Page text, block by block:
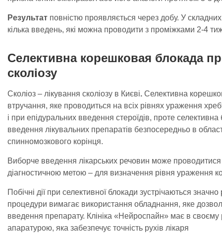
Результат повністю проявляється через добу. У
кілька введень, які можна проводити з проміжками 2-4
Селективна корешковая блокада
сколіозу
Сколіоз – лікування сколіозу в Києві. Селективна
втручання, яке проводиться на всіх рівнях ураження
і при епідуральних введення стероїдів, проте
введення лікувальних препаратів безпосередньо в
спинномозкового корінця.
Виборче введення лікарських речовин може проводитися
діагностичною метою – для визначення рівня ураження
Побічні дії при селективної блокади зустрічаються
процедури вимагає використання обладнання, яке
введення препарату. Клініка «Нейроспайн» має в своєму
апаратурою, яка забезпечує точність рухів лікаря